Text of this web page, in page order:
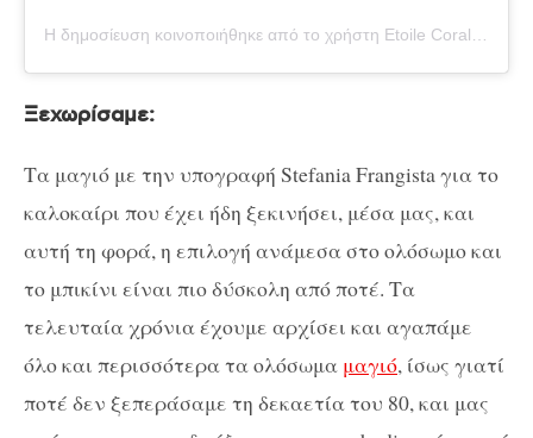
Ξεχωρίσαμε:
Τα μαγιό με την υπογραφή Stefania Frangista για το
καλοκαίρι που έχει ήδη ξεκινήσει, μέσα μας, και
αυτή τη φορά, η επιλογή ανάμεσα στο ολόσωμο και
το μπικίνι είναι πιο δύσκολη από ποτέ. Τα
τελευταία χρόνια έχουμε αρχίσει και αγαπάμε
όλο και περισσότερα τα ολόσωμα μαγιό, ίσως γιατί
ποτέ δεν ξεπεράσαμε τη δεκαετία του 80, και μας